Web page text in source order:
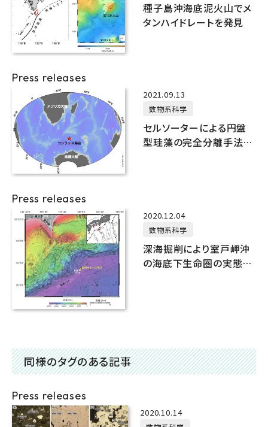
種子島沖海底泥火山でメ
タンハイドレートを発見
Press releases
2021.09.13
数物系科学
セルソーターによる円盤
型珪藻の完全分離手法を
Press releases
2020.12.04
数物系科学
深海掘削により室戸岬沖
の海底下生命圏の実態と
同様のタグのある記事
Press releases
2020.10.14